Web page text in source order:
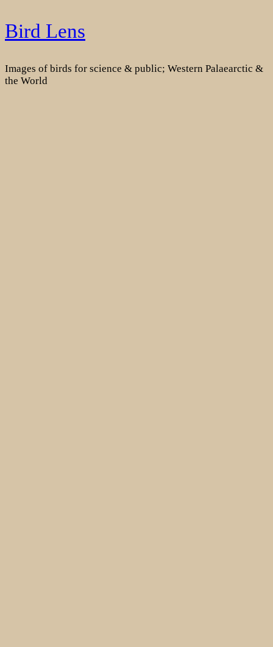
Skip
to
Bird Lens
Images of birds for science & public; Western Palaearctic &
the World